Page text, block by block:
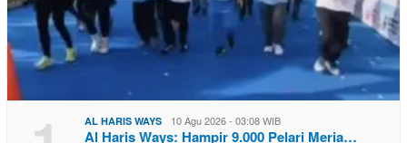
AL HARIS WAYS 10 Agu 2026 - 03:08 WIB
Al Haris Ways: Hampir 9.000 Pelari Meria…